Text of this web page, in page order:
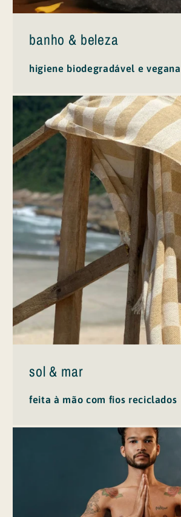
banho & beleza
higiene biodegradável e vegana
sol & mar
feita à mão com fios reciclados